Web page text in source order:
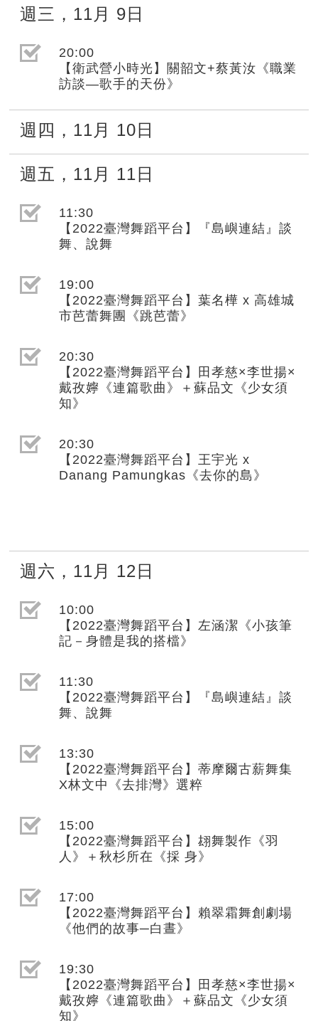
週三 ， 11月 9日
選取節目(未勾選)
20:00
【衛武營小時光】關韶文+蔡黃汝《職業
訪談—歌手的天份》
週四 ， 11月 10日
週五 ， 11月 11日
選取節目(未勾選)
11:30
【2022臺灣舞蹈平台】『島嶼連結』談
舞、說舞
選取節目(未勾選)
19:00
【2022臺灣舞蹈平台】葉名樺 x 高雄城
市芭蕾舞團《跳芭蕾》
選取節目(未勾選)
20:30
【2022臺灣舞蹈平台】田孝慈×李世揚×
戴孜嬣《連篇歌曲》＋蘇品文《少女須
知》
選取節目(未勾選)
20:30
【2022臺灣舞蹈平台】王宇光 x
Danang Pamungkas《去你的島》
週六 ， 11月 12日
選取節目(未勾選)
10:00
【2022臺灣舞蹈平台】左涵潔《小孩筆
記－身體是我的搭檔》
選取節目(未勾選)
11:30
【2022臺灣舞蹈平台】『島嶼連結』談
舞、說舞
選取節目(未勾選)
13:30
【2022臺灣舞蹈平台】蒂摩爾古薪舞集
X林文中《去排灣》選粹
選取節目(未勾選)
15:00
【2022臺灣舞蹈平台】翃舞製作《羽
人》＋秋杉所在《採 身》
選取節目(未勾選)
17:00
【2022臺灣舞蹈平台】賴翠霜舞創劇場
《他們的故事─白晝》
選取節目(未勾選)
19:30
【2022臺灣舞蹈平台】田孝慈×李世揚×
戴孜嬣《連篇歌曲》＋蘇品文《少女須
知》